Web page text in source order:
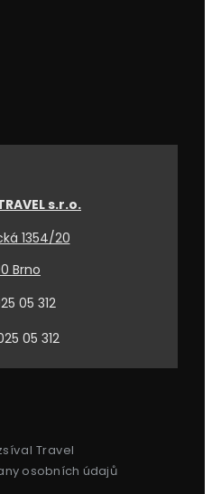
s.r.o.
1354/20
Brno
05 312
05 312
Travel
osobních údajů